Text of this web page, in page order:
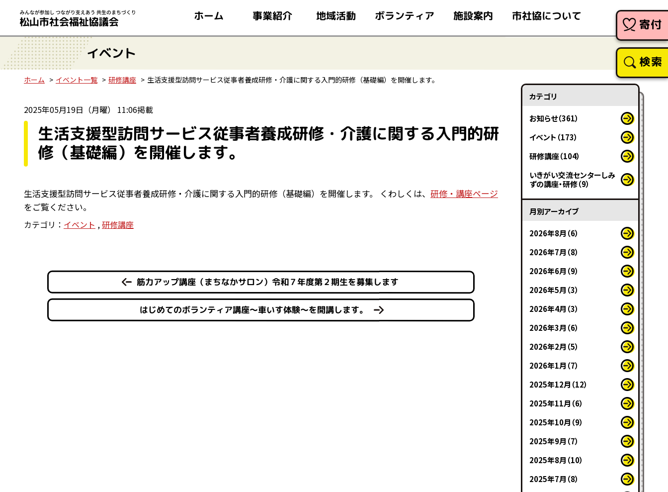
ホーム 事業紹介 地域活動 ボランティア 施設案内 市社協について
寄付
検索
イベント
ホーム イベント一覧 研修講座 生活支援型訪問サービス従事者養成研修・介護に関する入門的研修（基礎編）を開催します。
2025年05月19日（月曜） 11:06掲載
生活支援型訪問サービス従事者養成研修・介護に関する入門的研
修（基礎編）を開催します。
生活支援型訪問サービス従事者養成研修・介護に関する入門的研修（基礎編）を開催します。 くわしくは、 研修・講座ページ
をご覧ください。
カテゴリ： イベント ,研修講座
筋力アップ講座（まちなかサロン）令和７年度第２期生を募集します
はじめてのボランティア講座～車いす体験～を開講します。
カテゴリ
お知らせ（361）
イベント（173）
研修講座（104）
いきがい交流センターしみ
ずの講座・研修（9）
月別アーカイブ
2026年8月（6）
2026年7月（8）
2026年6月（9）
2026年5月（3）
2026年4月（3）
2026年3月（6）
2026年2月（5）
2026年1月（7）
2025年12月（12）
2025年11月（6）
2025年10月（9）
2025年9月（7）
2025年8月（10）
2025年7月（8）